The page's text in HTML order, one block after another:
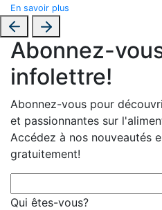
En savoir plus
Abonnez-
infolettre!
Abonnez-vous pour
et passionnantes sur
Accédez à nos nouveautés
gratuitement!
Qui êtes-vous?